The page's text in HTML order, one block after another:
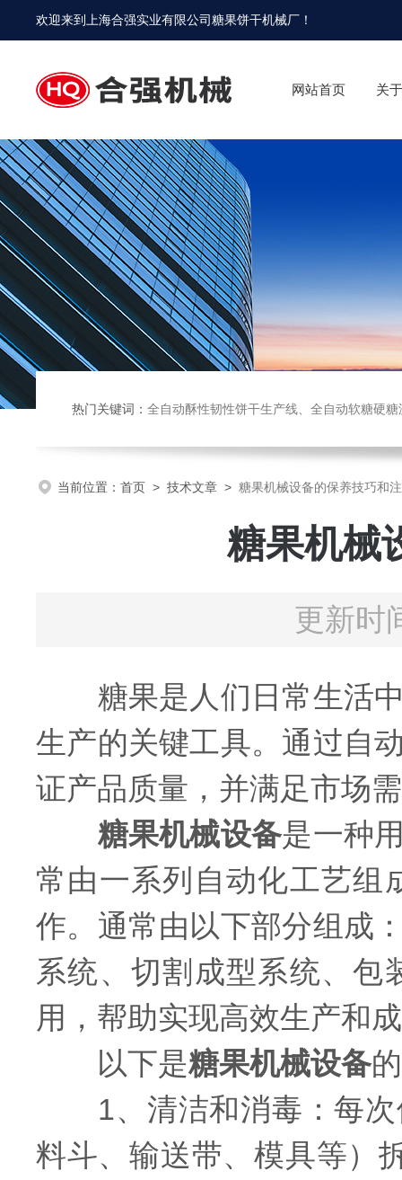
欢迎来到 上海合强实业有限公司糖果饼干机械厂 ！
网站首页 关
热门关键词： 全自动酥性韧性饼干生产线、全自动软糖硬糖浇注生产线、巧克力浇注生产线、桃酥饼干机、多功能曲奇机、热风旋
当前位置： 首页 > 技术文章 > 糖果机械设备的保养技巧和
糖果机械
更新时
糖果是人们日常生活中
生产的关键工具。通过自
证产品质量，并满足市场
糖果机械设备是一种
常由一系列自动化工艺组
作。通常由以下部分组成
系统、切割成型系统、包
用，帮助实现高效生产和
以下是糖果机械设备
1、清洁和消毒：每次
料斗、输送带、模具等）